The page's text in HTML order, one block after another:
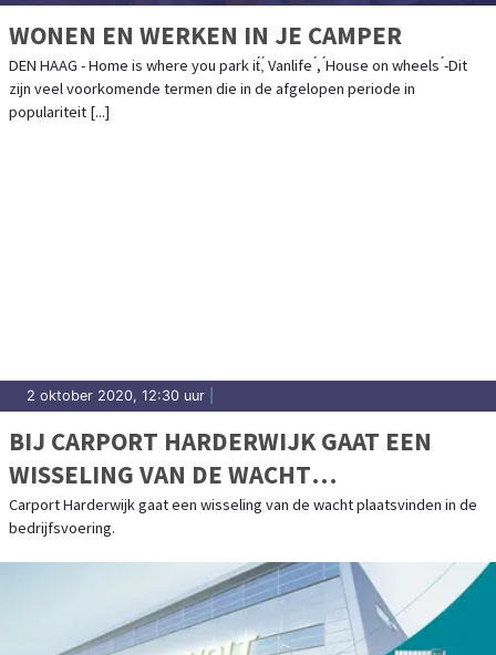
WONEN EN WERKEN IN JE CAMPER
DEN HAAG - Home is where you park it́,́ Vanlife ́, ́House on wheels ́-Dit
zijn veel voorkomende termen die in de afgelopen periode in
populariteit [...]
2 oktober 2020, 12:30 uur
BIJ CARPORT HARDERWIJK GAAT EEN
WISSELING VAN DE WACHT
PLAATSVINDEN IN DE BEDRIJFSVOERING
Carport Harderwijk gaat een wisseling van de wacht plaatsvinden in de
bedrijfsvoering.